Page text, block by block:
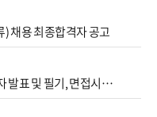
채용 최종합격자 공고
기간제 채용 서류전형 합격자 발표 및 필기, 면접시험 일정 공고